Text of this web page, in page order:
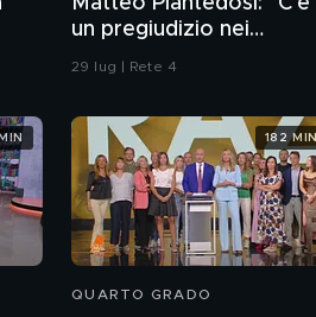
un pregiudizio nei
confronti della polizia"
29 lug | Rete 4
QUARTO GRADO
182 MIN